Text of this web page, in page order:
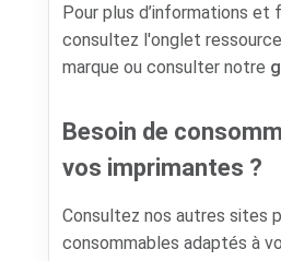
Pour plus d’informations et
consultez l'onglet
marque ou consulter notre
Besoin de
vos imprimantes ?
Consultez nos autres sites
consommables adaptés à